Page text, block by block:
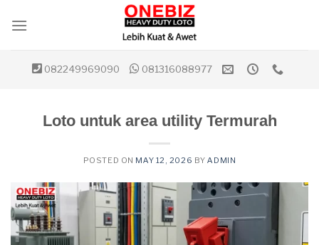
082249969090 081316088977
Loto untuk area utility Termurah
POSTED ON MAY 12, 2026 BYADMIN